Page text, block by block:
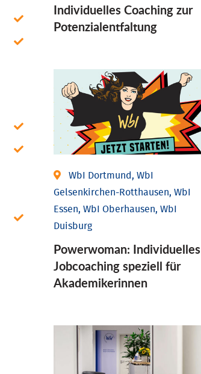
Individuelles Coaching zur
Potenzialentfaltung
WbI Dortmund, WbI
Gelsenkirchen-Rotthausen, WbI
Essen, WbI Oberhausen, WbI
Duisburg
Powerwoman: Individu­elles
Job­coaching speziell für
Aka­demiker­innen